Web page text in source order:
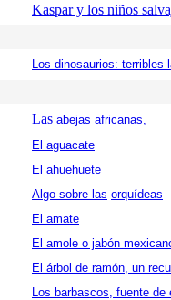
Kaspar y los niños
Los dinosaurios: terribles
Las abejas africanas,
El aguacate
El ahuehuete
Algo sobre las orquídeas
El amate
El amole o jabón
El árbol de ramón, un
Los barbascos, fuente de